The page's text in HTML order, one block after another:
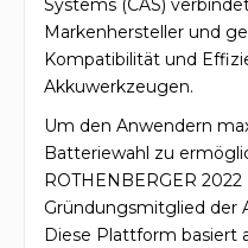
Markenhersteller und
Kompatibilität und
Akkuwerkzeugen.
Um den Anwendern
Batteriewahl zu
ROTHENBERGER
Gründungsmitglied der
Diese Plattform basiert